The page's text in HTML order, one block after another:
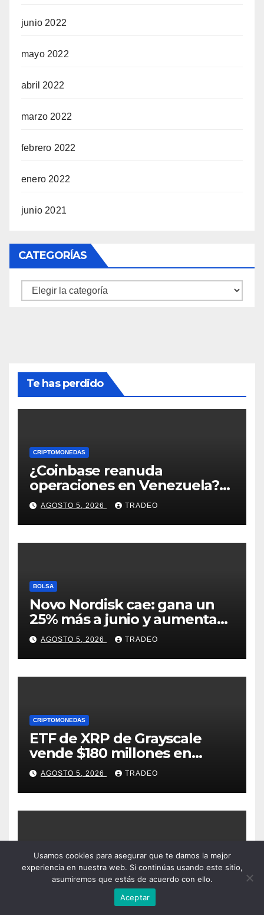
junio 2022
mayo 2022
abril 2022
marzo 2022
febrero 2022
enero 2022
junio 2021
CATEGORÍAS
Categorías
Te has perdido
CRIPTOMONEDAS
¿Coinbase reanuda
operaciones en Venezuela?
Post críptico enciende el
debate
AGOSTO 5, 2026 TRADEO
BOLSA
Novo Nordisk cae: gana un
25% más a junio y aumenta
previsiones, pero no
convence
AGOSTO 5, 2026 TRADEO
CRIPTOMONEDAS
ETF de XRP de Grayscale
vende $180 millones en
tokens tras grandes pérdidas
AGOSTO 5, 2026 TRADEO
DIGITAL TREND
Los países donde Internet es
más y menos asequible
TRADEO
Usamos cookies para asegurar que te damos la mejor
experiencia en nuestra web. Si continúas usando este sitio,
asumiremos que estás de acuerdo con ello.
Aceptar